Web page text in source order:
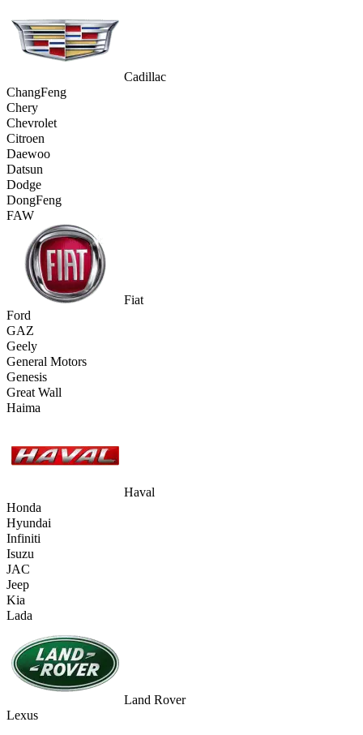
Cadillac
ChangFeng
Chery
Chevrolet
Citroen
Daewoo
Datsun
Dodge
DongFeng
FAW
Fiat
Ford
GAZ
Geely
General Motors
Genesis
Great Wall
Haima
Haval
Honda
Hyundai
Infiniti
Isuzu
JAC
Jeep
Kia
Lada
Land Rover
Lexus